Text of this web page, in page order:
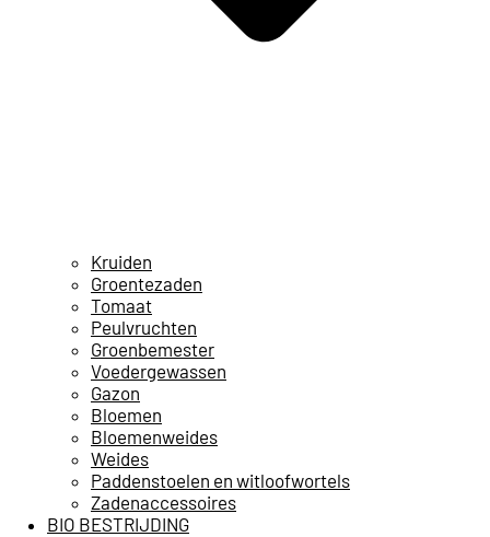
Kruiden
Groentezaden
Tomaat
Peulvruchten
Groenbemester
Voedergewassen
Gazon
Bloemen
Bloemenweides
Weides
Paddenstoelen en witloofwortels
Zadenaccessoires
BIO BESTRIJDING